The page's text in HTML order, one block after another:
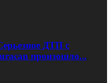
ДТП с
произошло...